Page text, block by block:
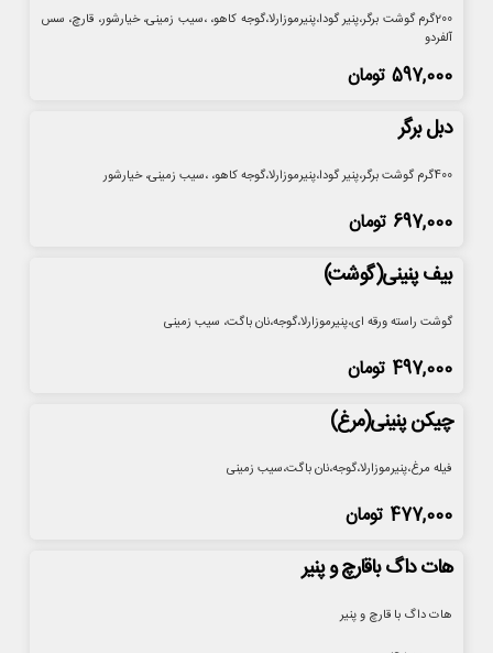
200گرم گوشت برگر،پنیر گودا،پنیرموزارلا،گوجه کاهو، ،سیب زمینی، خیارشور، قارچ، سس
آلفردو
597,000 تومان
دبل برگر
400گرم گوشت برگر،پنیر گودا،پنیرموزارلا،گوجه کاهو، ،سیب زمینی، خیارشور
697,000 تومان
بیف پنینی(گوشت)
گوشت راسته ورقه ای،پنیرموزارلا،گوجه،نان باگت، سیب زمینی
497,000 تومان
چیکن پنینی(مرغ)
فیله مرغ،پنیرموزارلا،گوجه،نان باگت،سیب زمینی
477,000 تومان
هات داگ باقارچ و پنیر
هات داگ با قارچ و پنیر